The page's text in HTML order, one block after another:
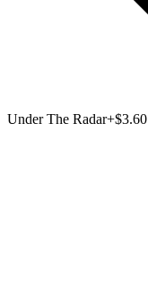
Under The Radar+$3.60